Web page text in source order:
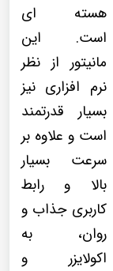
هسته ای
است. این
مانیتور از نظر
نرم افزاری نیز
بسیار قدرتمند
است و علاوه بر
سرعت بسیار
بالا و رابط
کاربری جذاب و
روان، به
اکولایزر و